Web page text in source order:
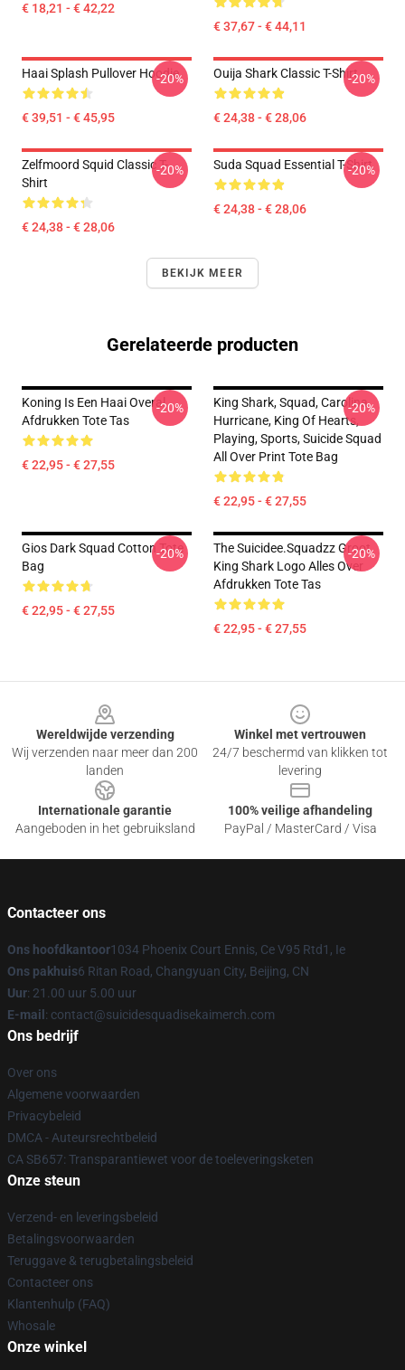
€ 18,21 - € 42,22
€ 37,67 - € 44,11
Haai Splash Pullover Hoodie
€ 39,51 - € 45,95
-20% Ouija Shark Classic T-Shirt
€ 24,38 - € 28,06
-20%
Zelfmoord Squid Classic T-
Shirt
€ 24,38 - € 28,06
-20% Suda Squad Essential T-Shirt
€ 24,38 - € 28,06
-20%
BEKIJK MEER
Gerelateerde producten
Koning Is Een Haai Overal
Afdrukken Tote Tas
€ 22,95 - € 27,55
-20%
King Shark, Squad, Carolina
Hurricane, King Of Hearts,
Playing, Sports, Suicide Squad
All Over Print Tote Bag
€ 22,95 - € 27,55
-20%
Gios Dark Squad Cotton Tote
Bag
€ 22,95 - € 27,55
-20%
The Suicidee.Squadzz Groot
King Shark Logo Alles Over
Afdrukken Tote Tas
€ 22,95 - € 27,55
-20%
Wereldwijde verzending
Wij verzenden naar meer dan 200
landen
Winkel met vertrouwen
24/7 beschermd van klikken tot
levering
Internationale garantie
Aangeboden in het gebruiksland
100% veilige afhandeling
PayPal / MasterCard / Visa
Contacteer ons
Ons hoofdkantoor1034 Phoenix Court Ennis, Ce V95 Rtd1, Ie
Ons pakhuis6 Ritan Road, Changyuan City, Beijing, CN
Uur: 21.00 uur 5.00 uur
E-mail : contact@suicidesquadisekaimerch.com
Ons bedrijf
Over ons
Algemene voorwaarden
Privacybeleid
DMCA - Auteursrechtbeleid
CA SB657: Transparantiewet voor de toeleveringsketen
Onze steun
Verzend- en leveringsbeleid
Betalingsvoorwaarden
Teruggave & terugbetalingsbeleid
Contacteer ons
Klantenhulp (FAQ)
Whosale
Onze winkel